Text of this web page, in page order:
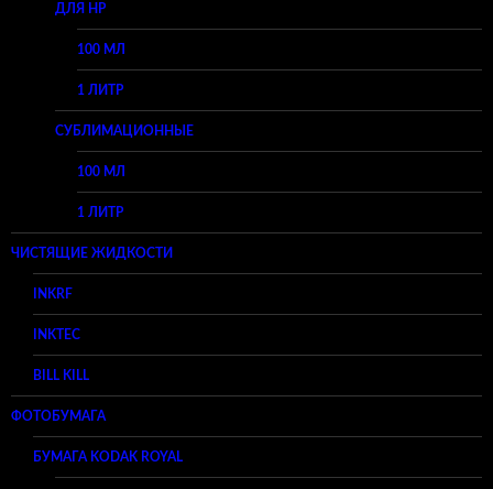
ДЛЯ HP
100 МЛ
1 ЛИТР
СУБЛИМАЦИОННЫЕ
100 МЛ
1 ЛИТР
ЧИСТЯЩИЕ ЖИДКОСТИ
INKRF
INKTEC
BILL KILL
ФОТОБУМАГА
БУМАГА KODAK ROYAL